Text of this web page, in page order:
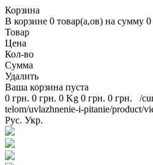
Корзина
В корзине 0 товар(а,ов) на сумму 0
Товар
Цена
Кол-во
Сумма
Удалить
Ваша корзина пуста
0 грн. 0 грн. 0 Kg 0 грн. 0 грн. /
telom/uvlazhnenie-i-pitanie/product/
Рус. Укр.